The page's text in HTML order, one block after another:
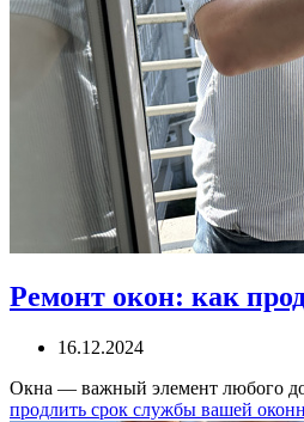
Ремонт окон: как
16.12.2024
Окна — важный элемент любого
продлить срок службы вашей